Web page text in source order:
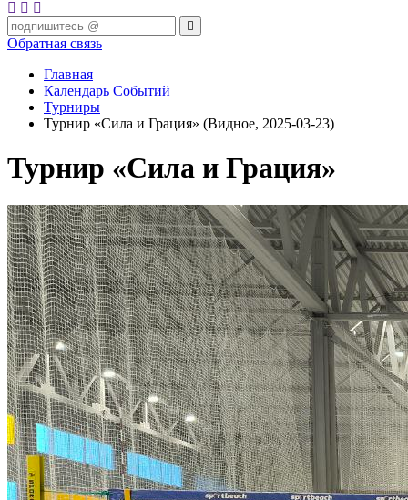
Обратная связь
Главная
Календарь Событий
Турниры
Турнир «Сила и Грация» (Видное, 2025-03-23)
Турнир «Сила и Грация»